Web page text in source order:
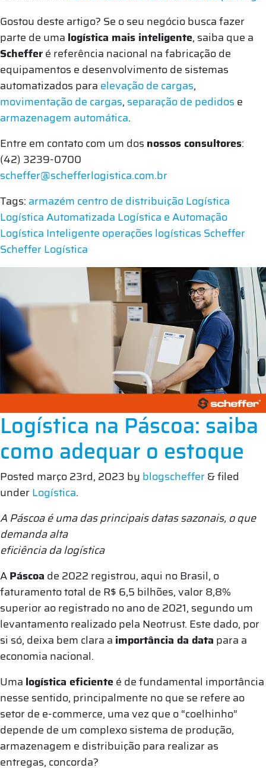
Gostou deste artigo? Se o seu negócio busca fazer
parte de uma logística mais inteligente, saiba que a
Schefferé referência nacional na fabricação de
equipamentos e desenvolvimento de sistemas
automatizados para elevação de cargas,
movimentação de cargas, separação de pedidos e
armazenagem automática.
Entre em contato com um dos nossos consultores:
(42) 3239-0700
scheffer@schefferlogistica.com.br
Tags: armazém centro de distribuiçãoLogística
Logística Automatizada Logística e Automação
Logística Inteligente operações logísticas Scheffer
Scheffer Logística
Logística na Páscoa: saiba
como adequar o estoque
Posted março 23rd, 2023 by blogscheffer&filed
underLogística.
A Páscoa é uma das principais datas sazonais, o que
demanda alta
eficiência da logística
APáscoa de 2022 registrou, aqui no Brasil, o
faturamento total de R$ 6,5 bilhões, valor 8,8%
superior ao registrado no ano de 2021, segundo um
levantamento realizado pela Neotrust. Este dado, por
si só, deixa bem clara a importância da data para a
economia nacional.
Uma logística eficienteé de fundamental importância
nesse sentido, principalmente no que se refere ao
setor de e-commerce, uma vez que o “coelhinho”
depende de um complexo sistema de produção,
armazenagem e distribuição para realizar as
entregas, concorda?